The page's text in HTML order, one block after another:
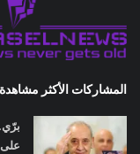
المشاركات الأكثر مشاهدة